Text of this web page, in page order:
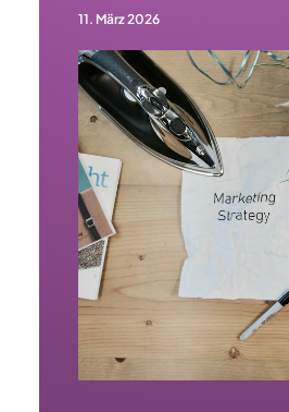
11. März 2026